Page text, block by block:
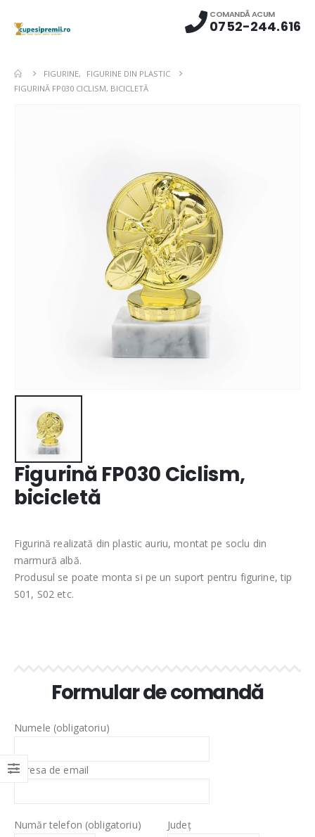
COMANDĂ ACUM
0752-244.616
FIGURINE,
FIGURINE DIN PLASTIC
FIGURINĂ FP030 CICLISM, BICICLETĂ
Figurină FP030 Ciclism,
bicicletă
Figurină realizată din plastic auriu, montat pe soclu din
marmură albă.
Produsul se poate monta si pe un suport pentru figurine, tip
S01, S02 etc.
Formular de comandă
Numele (obligatoriu)
Adresa de email
Număr telefon (obligatoriu) Județ